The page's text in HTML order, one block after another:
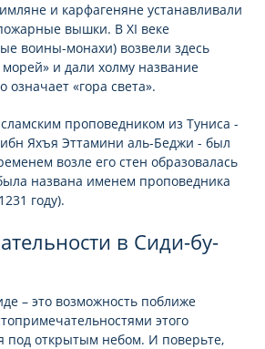
и карфагеняне устанавливали
вышки. В XI веке
воины-монахи) возвели здесь
и дали холму название
«гора света».
проповедником из Туниса -
Яхъя Эттамини аль-Беджи - был
возле его стен образовалась
названа именем проповедника
году).
в Сиди-бу-
– это возможность поближе
этого
под открытым небом. И поверьте,